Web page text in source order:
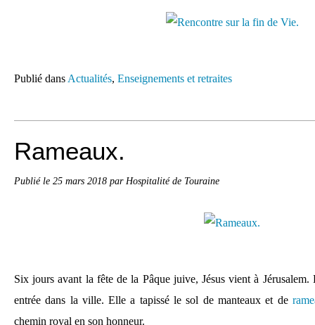
Publié dans Actualités, Enseignements et retraites
Rameaux.
Publié le 25 mars 2018 par Hospitalité de Touraine
Six jours avant la fête de la Pâque juive, Jésus vient à
entrée dans la ville. Elle a tapissé le sol de manteaux et de
chemin royal en son honneur.